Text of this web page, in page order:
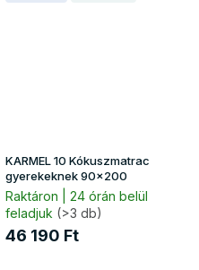
KARMEL 10 Kókuszmatrac
gyerekeknek 90x200
Raktáron | 24 órán belül
feladjuk (>3 db)
46 190 Ft